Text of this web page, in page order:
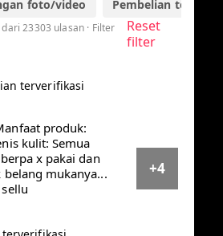
foto/video Pembelian
23303 ulasan · Filter
Reset
filter
terverifikasi
produk:
kulit: Semua
x pakai dan
belang
anah sellu
+4